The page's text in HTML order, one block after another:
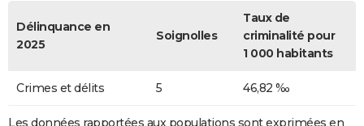
Délinquance en
2025
Soignolles
Taux de
criminalité pour
1 000 habitants
Crimes et délits 5 46,82 ‰
Les données rapportées aux populations sont exprimées en